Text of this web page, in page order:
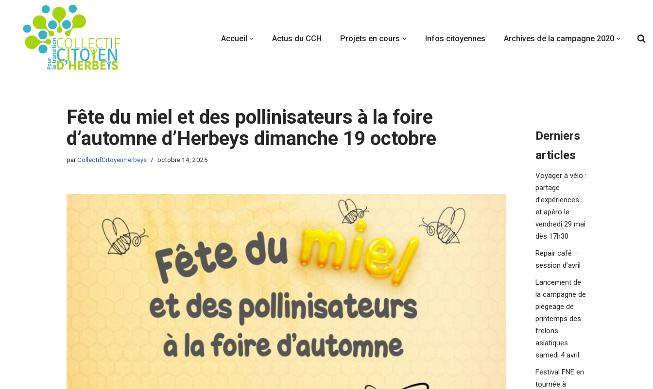
contenu
Accueil Actus du CCH Projets en cours Infos citoyennes Archives de la campagne 2020
Fête du miel et des pollinisateurs à la foire
d’automne d’Herbeys dimanche 19 octobre
parCollectifCitoyenHerbeys octobre 14, 2025
Derniers
articles
Voyager à vélo :
partage
d’expériences
et apéro le
vendredi 29 mai
dès 17h30
Repair café –
session d’avril
Lancement de
la campagne de
piégeage de
printemps des
frelons
asiatiques
samedi 4 avril
Festival FNE en
tournée à